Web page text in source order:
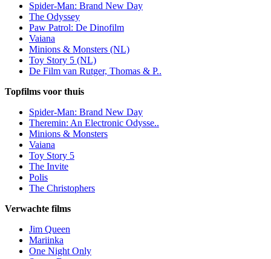
Spider-Man: Brand New Day
The Odyssey
Paw Patrol: De Dinofilm
Vaiana
Minions & Monsters (NL)
Toy Story 5 (NL)
De Film van Rutger, Thomas & P..
Topfilms voor thuis
Spider-Man: Brand New Day
Theremin: An Electronic Odysse..
Minions & Monsters
Vaiana
Toy Story 5
The Invite
Polis
The Christophers
Verwachte films
Jim Queen
Mariinka
One Night Only